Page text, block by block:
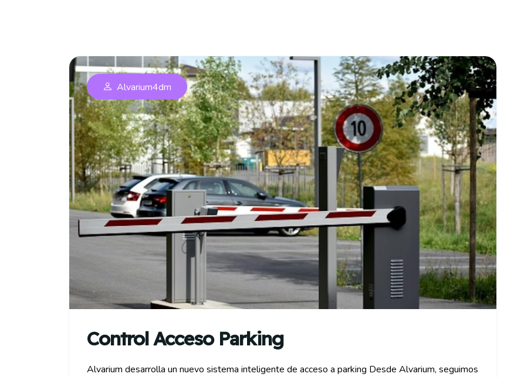
Control Acceso Parking
Alvarium4dm
Alvarium desarrolla un nuevo sistema inteligente de acceso a parking Desde Alvarium, seguimos